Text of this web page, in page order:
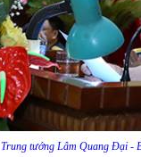
Trung tướng Lâm Quang Đại -